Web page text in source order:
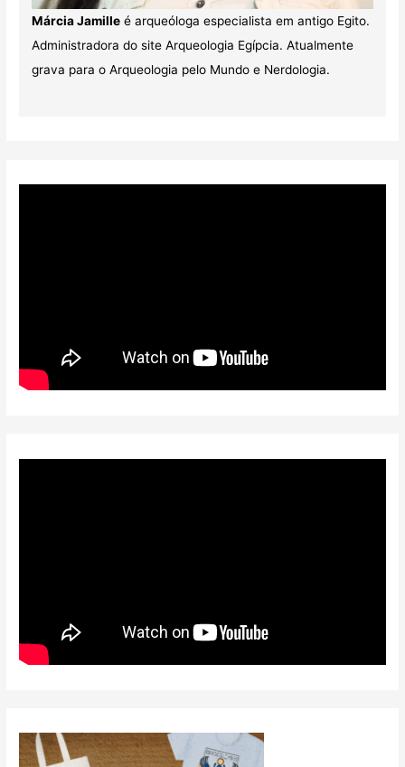
Márcia Jamilleé arqueóloga especialista em antigo Egito.
Administradora do site Arqueologia Egípcia. Atualmente
grava para o Arqueologia pelo Mundo e Nerdologia.